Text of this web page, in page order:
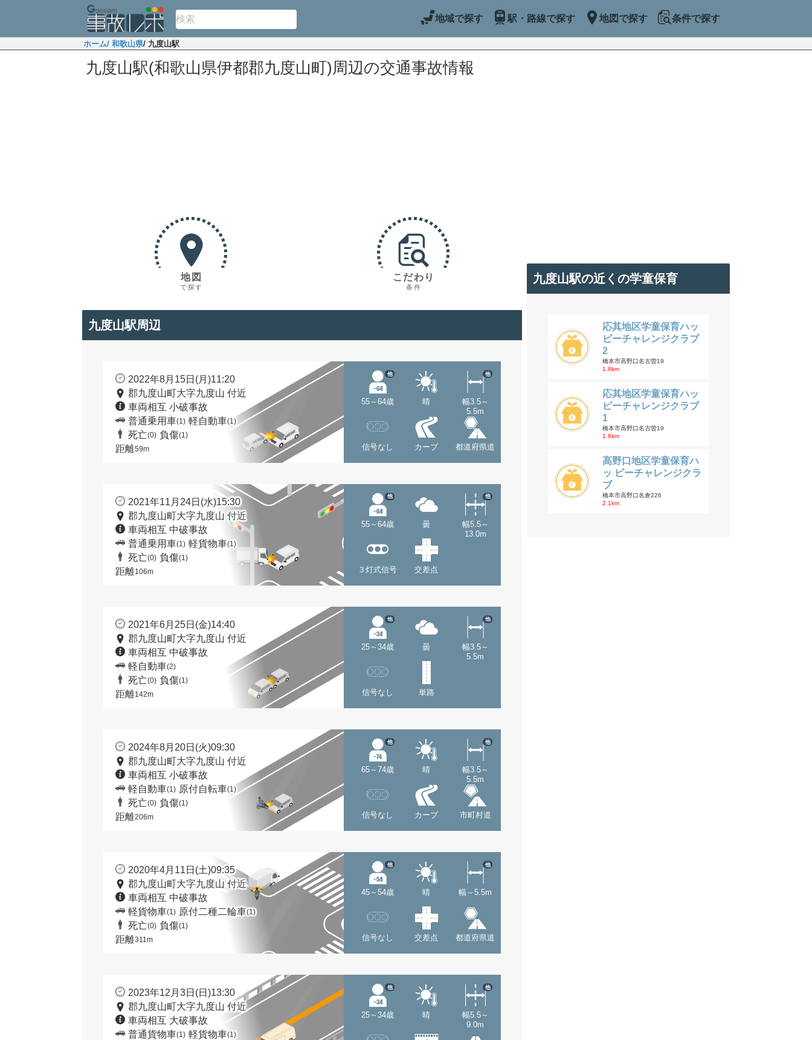
地域で探す 駅・路線で探す 地図で探す 条件で探す
ホーム/ 和歌山県/ 九度山駅
九度山駅(和歌山県伊都郡九度山町)周辺の交通事故情報
地図
で探す
こだわり
条件
九度山駅周辺
2022年8月15日(月)11:20
郡九度山町大字九度山 付近
車両相互 小破事故
普通乗用車(1) 軽自動車(1)
死亡(0) 負傷(1)
距離59m
55～64歳
他
晴
幅3.5～
5.5m
他
信号なし カーブ 都道府県道
2021年11月24日(水)15:30
郡九度山町大字九度山 付近
車両相互 中破事故
普通乗用車(1) 軽貨物車(1)
死亡(0) 負傷(1)
距離106m
55～64歳
他
曇
幅5.5～
13.0m
他
３灯式信号 交差点
2021年6月25日(金)14:40
郡九度山町大字九度山 付近
車両相互 中破事故
軽自動車(2)
死亡(0) 負傷(1)
距離142m
25～34歳
他
曇
幅3.5～
5.5m
他
信号なし 単路
2024年8月20日(火)09:30
郡九度山町大字九度山 付近
車両相互 小破事故
軽自動車(1) 原付自転車(1)
死亡(0) 負傷(1)
距離206m
65～74歳
他
晴
幅3.5～
5.5m
他
信号なし カーブ 市町村道
2020年4月11日(土)09:35
郡九度山町大字九度山 付近
車両相互 中破事故
軽貨物車(1) 原付二種二輪車(1)
死亡(0) 負傷(1)
距離311m
45～54歳
他
晴 幅～5.5m
他
信号なし 交差点 都道府県道
2023年12月3日(日)13:30
郡九度山町大字九度山 付近
車両相互 大破事故
普通貨物車(1) 軽貨物車(1)
25～34歳
他
晴
幅5.5～
9.0m
他
九度山駅の近くの学童保育
応其地区学童保育ハッ
ピーチャレンジクラブ
2
橋本市高野口名古曽19
1.8km
応其地区学童保育ハッ
ピーチャレンジクラブ
1
橋本市高野口名古曽19
1.8km
高野口地区学童保育ハ
ッ ピーチャレンジクラ
ブ
橋本市高野口名倉226
2.1km